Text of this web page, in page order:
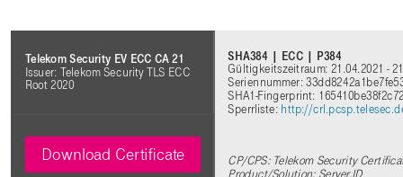
Telekom Security EV ECC CA 21
Issuer: Telekom Security TLS ECC
Root 2020
SHA384 | ECC | P384
Gültigkeitszeitraum: 21.04.2021 -
Seriennummer:
SHA1-Fingerprint:
Sperrliste: http://
CP/CPS: Telekom Security
Product/Solution: Server.ID
Download Certificate